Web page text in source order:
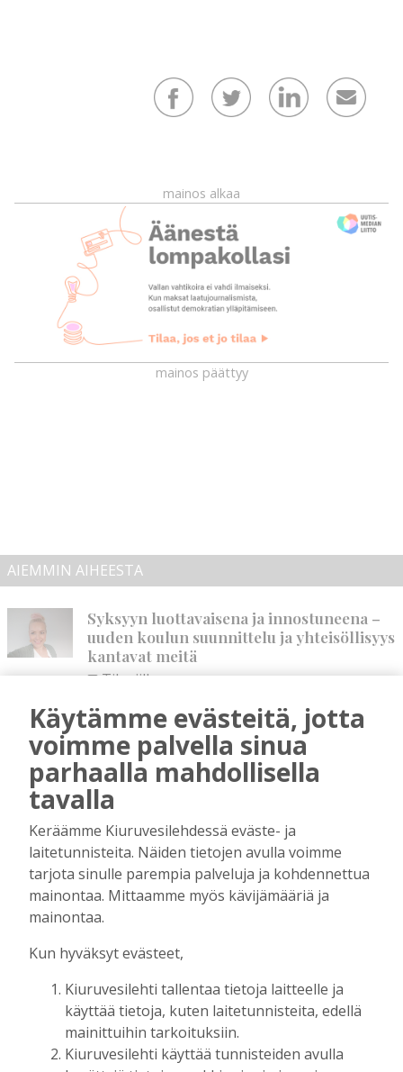
mainos alkaa
mainos päättyy
AIEMMIN AIHEESTA
Syksyyn luottavaisena ja innostuneena –
uuden koulun suunnittelu ja yhteisöllisyys
kantavat meitä
Tilaajille
Yhdessä tekemällä syntyy paras
tunnelma
Tilaajille
Ari Kärkkäinen
Kotiseuturakkautta
Tilaajille
Risto Juntunen 13.7.2026 10:42
Tilaajille
Onko aina pakko olla mielipide?
Tilaajille
Heidi Huhtilainen 30.6.2026 11:44
Käytämme evästeitä, jotta
voimme palvella sinua
parhaalla mahdollisella
tavalla
Keräämme Kiuruvesilehdessä eväste- ja
laitetunnisteita. Näiden tietojen avulla voimme
tarjota sinulle parempia palveluja ja kohdennettua
mainontaa. Mittaamme myös kävijämääriä ja
mainontaa.
Kun hyväksyt evästeet,
Kiuruvesilehti tallentaa tietoja laitteelle ja
käyttää tietoja, kuten laitetunnisteita, edellä
mainittuihin tarkoituksiin.
Kiuruvesilehti käyttää tunnisteiden avulla